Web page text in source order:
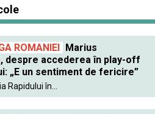
ROMANIEI Marius
despre accederea în play-off
„E un sentiment de fericire”
Rapidului în...